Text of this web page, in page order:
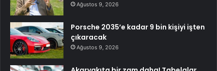
Ağustos 9, 2026
Porsche 2035’e kadar 9 bin kişiyi işten
çıkaracak
Ağustos 9, 2026